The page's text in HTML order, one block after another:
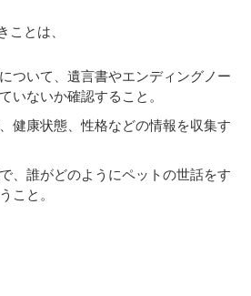
とは、
ついて、遺言書やエンディングノー
いないか確認すること。
健康状態、性格などの情報を収集す
、誰がどのようにペットの世話をす
こと。